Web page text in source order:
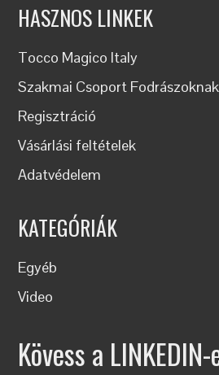
HASZNOS LINKEK
Tocco Magico Italy
Szakmai Csoport Fodrászoknak
Regisztráció
Vásárlási feltételek
Adatvédelem
KATEGÓRIÁK
Egyéb
Video
Kövess a